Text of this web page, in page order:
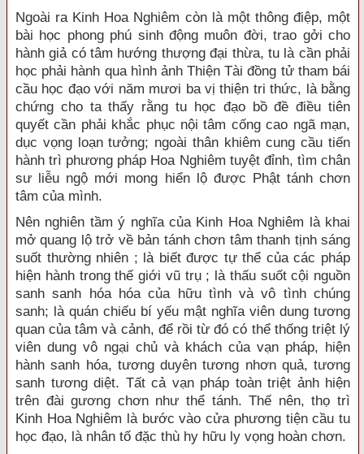
Ngoài ra Kinh Hoa Nghiêm còn là một thông điệp, một
bài học phong phú sinh động muôn đời, trao gởi cho
hành giả có tâm hướng thượng đại thừa, tu là cần phải
học phải hành qua hình ảnh Thiện Tài đồng tử tham bái
cầu học đạo với năm mươi ba vị thiện tri thức, là bằng
chứng cho ta thấy rằng tu học đạo bồ đề điều tiên
quyết cần phải khắc phục nội tâm cống cao ngã mạn,
dục vọng loạn tưởng; ngoài thân khiêm cung cầu tiến
hành trì phương pháp Hoa Nghiêm tuyệt đỉnh, tìm chân
sư liễu ngộ mới mong hiển lộ được Phật tánh chơn
tâm của mình.
Nên nghiên tầm ý nghĩa của Kinh Hoa Nghiêm là khai
mở quang lộ trở về bản tánh chơn tâm thanh tịnh sáng
suốt thường nhiên ; là biết được tự thể của các pháp
hiện hành trong thế giới vũ trụ ; là thấu suốt cội nguồn
sanh sanh hóa hóa của hữu tình và vô tình chúng
sanh; là quán chiếu bí yếu mật nghĩa viên dung tương
quan của tâm và cảnh, để rồi từ đó có thể thống triệt lý
viên dung vô ngại chủ và khách của vạn pháp, hiện
hành sanh hóa, tương duyên tương nhơn quả, tương
sanh tương diệt. Tất cả vạn pháp toàn triệt ảnh hiện
trên đài gương chơn như thể tánh. Thế nên, thọ trì
Kinh Hoa Nghiêm là bước vào cửa phương tiện cầu tu
học đạo, là nhân tố đặc thù hy hữu ly vọng hoàn chơn.